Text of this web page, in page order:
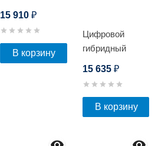
15 910₽
В корзину
Цифровой
гибридный
15 635 ₽
В корзину